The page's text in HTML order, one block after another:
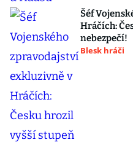
Šéf
Hráčích:
nebezpečí!
Blesk hráči